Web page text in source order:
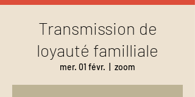
Transmission de
loyauté familliale
mer. 01 févr. zoom